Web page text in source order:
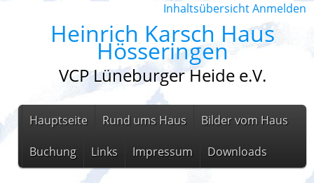
InhaltsübersichtAnmelden
Heinrich Karsch Haus
Hösseringen
VCP Lüneburger Heide e.V.
Hauptseite Rund ums Haus Bilder vom Haus
Buchung Links Impressum Downloads